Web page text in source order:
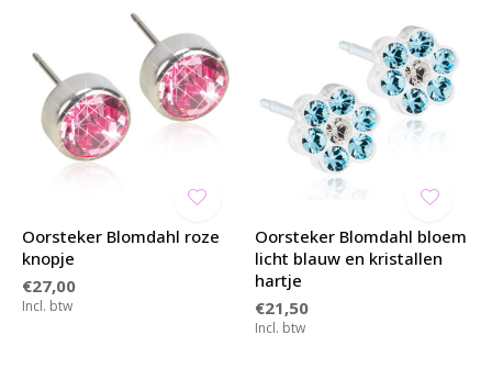
Oorsteker Blomdahl roze
knopje
€27,00
Incl. btw
Oorsteker Blomdahl bloem
licht blauw en kristallen
hartje
€21,50
Incl. btw